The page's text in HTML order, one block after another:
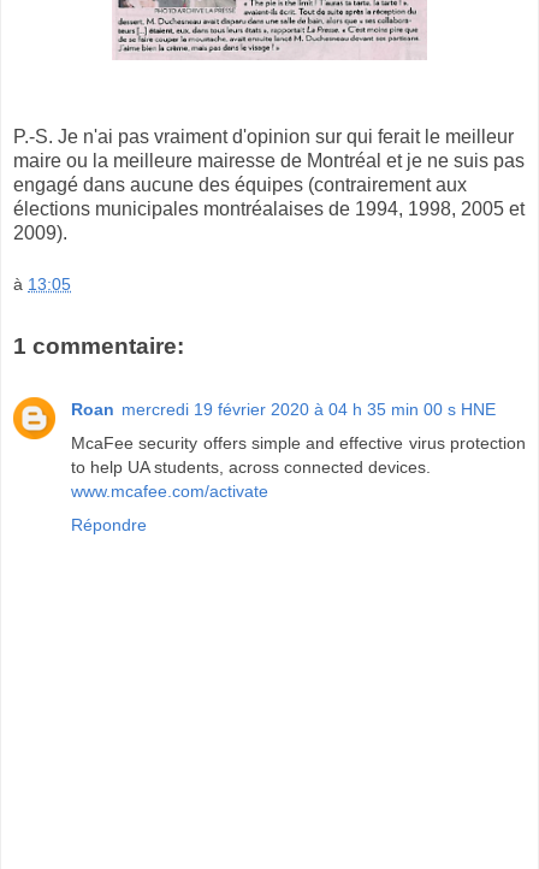
P.-S. Je n'ai pas vraiment d'opinion sur qui ferait le meilleur
maire ou la meilleure mairesse de Montréal et je ne suis pas
engagé dans aucune des équipes (contrairement aux
élections municipales montréalaises de 1994, 1998, 2005 et
2009).
à 13:05
1 commentaire:
Roan mercredi 19 février 2020 à 04 h 35 min 00 s HNE
McaFee security offers simple and effective virus protection
to help UA students, across connected devices.
www.mcafee.com/activate
Répondre